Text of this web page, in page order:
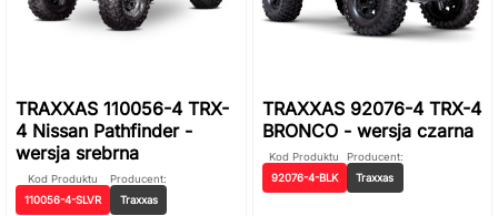
TRAXXAS 110056-4 TRX-
4 Nissan Pathfinder -
wersja srebrna
Kod Produktu
110056-4-SLVR
Producent:
Traxxas
TRAXXAS 92076-4 TRX-4
BRONCO - wersja czarna
Kod Produktu
92076-4-BLK
Producent:
Traxxas